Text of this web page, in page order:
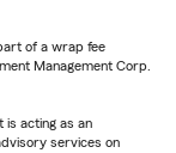
of a wrap fee
Management Corp.
is acting as an
services on